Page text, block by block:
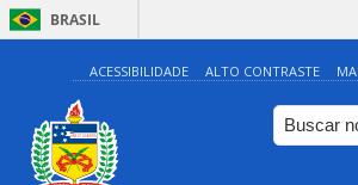
BRASIL
ACESSIBILIDADE ALTO CONTRASTE